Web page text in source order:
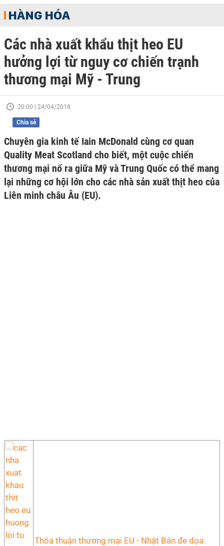
HÀNG HÓA
Các nhà xuất khẩu thịt heo EU
hưởng lợi từ nguy cơ chiến trạnh
thương mại Mỹ - Trung
20:00 | 24/04/2018
Chia sẻ
Chuyên gia kinh tế Iain McDonald cùng cơ quan
Quality Meat Scotland cho biết, một cuộc chiến
thương mại nổ ra giữa Mỹ và Trung Quốc có thể mang
lại những cơ hội lớn cho các nhà sản xuất thịt heo của
Liên minh châu Âu (EU).
Thỏa thuận thương mại EU - Nhật Bản đe dọa